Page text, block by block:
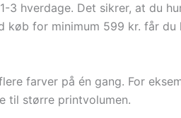
3 hverdage. Det sikrer, at du
køb for minimum 599 kr. får du
farver på én gang. For
til større printvolumen.